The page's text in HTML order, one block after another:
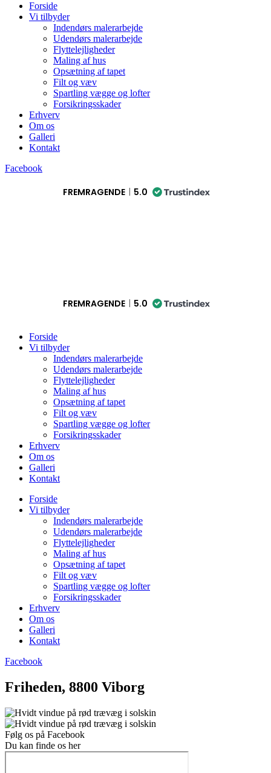
Forside
Vi tilbyder
Indendørs malerarbejde
Udendørs malerarbejde
Flyttelejligheder
Maling af hus
Opsætning af tapet
Filt og væv
Spartling vægge og lofter
Forsikringsskader
Erhverv
Om os
Galleri
Kontakt
Facebook
FREMRAGENDE 5.0
FREMRAGENDE 5.0
Forside
Vi tilbyder
Indendørs malerarbejde
Udendørs malerarbejde
Flyttelejligheder
Maling af hus
Opsætning af tapet
Filt og væv
Spartling vægge og lofter
Forsikringsskader
Erhverv
Om os
Galleri
Kontakt
Forside
Vi tilbyder
Indendørs malerarbejde
Udendørs malerarbejde
Flyttelejligheder
Maling af hus
Opsætning af tapet
Filt og væv
Spartling vægge og lofter
Forsikringsskader
Erhverv
Om os
Galleri
Kontakt
Facebook
Friheden, 8800 Viborg
Følg os på Facebook
Du kan finde os her